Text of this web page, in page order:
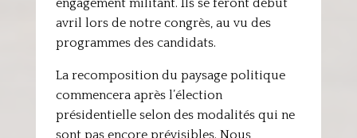
engagement militant. Ils se feront début
avril lors de notre congrès, au vu des
programmes des candidats.
La recomposition du paysage politique
commencera après l’élection
présidentielle selon des modalités qui ne
sont pas encore prévisibles. Nous